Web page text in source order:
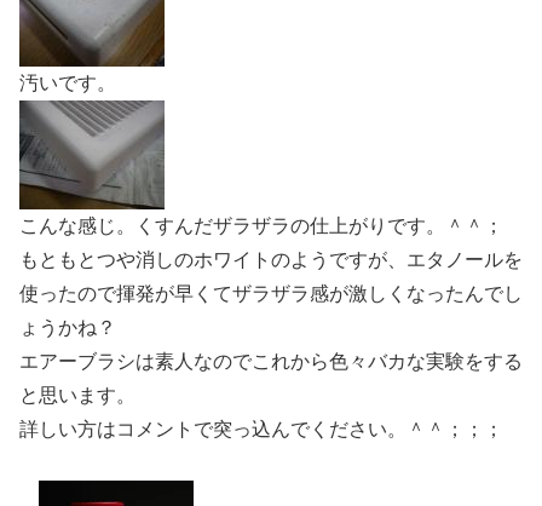
汚いです。
こんな感じ。くすんだザラザラの仕上がりです。＾＾；
もともとつや消しのホワイトのようですが、エタノールを
使ったので揮発が早くてザラザラ感が激しくなったんでし
ょうかね？
エアーブラシは素人なのでこれから色々バカな実験をする
と思います。
詳しい方はコメントで突っ込んでください。＾＾；；；